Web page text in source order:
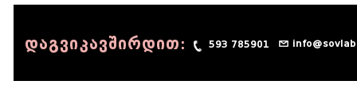
დაგვიკავშირდით: 593 785901